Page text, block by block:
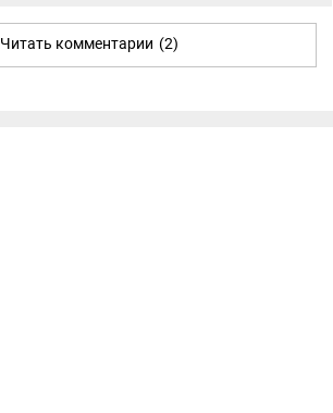
Читать комментарии (2)